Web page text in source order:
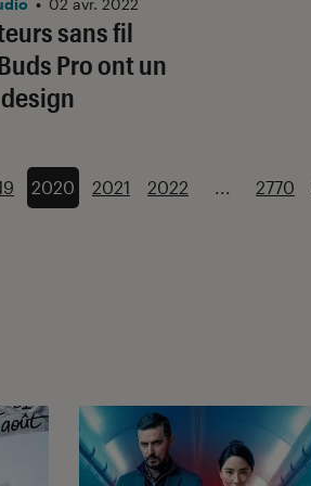
sans fil
Pro ont un
2020 2021 2022 ... 2770